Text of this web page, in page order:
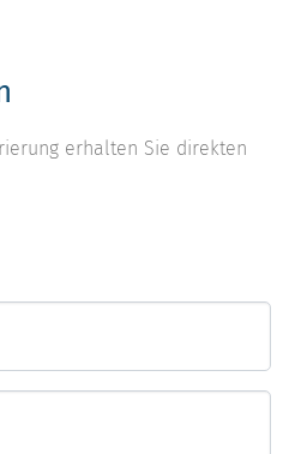
erhalten Sie direkten